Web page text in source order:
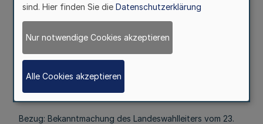
Frau Dr. Antoinette Bunse
aus der Landesliste der Christlich Demokratischen Union
(CDU) Mitglied des Landtags.
Bezug: Bekanntmachung des Landeswahlleiters vom 23.
sind. Hier finden Sie die Datenschutzerklärung
Nur notwendige Cookies akzeptieren
Alle Cookies akzeptieren